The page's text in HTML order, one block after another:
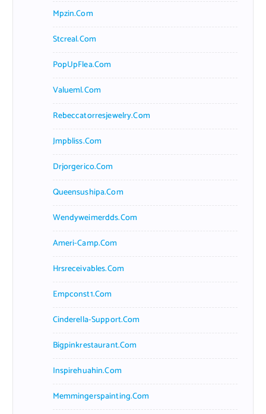
Mpzin.com
Stcreal.com
PopUpFlea.com
Valueml.com
Rebeccatorresjewelry.com
Jmpbliss.com
Drjorgerico.com
Queensushipa.com
Wendyweimerdds.com
Ameri-Camp.com
Hrsreceivables.com
Empconst1.com
Cinderella-Support.com
Bigpinkrestaurant.com
Inspirehuahin.com
Memmingerspainting.com